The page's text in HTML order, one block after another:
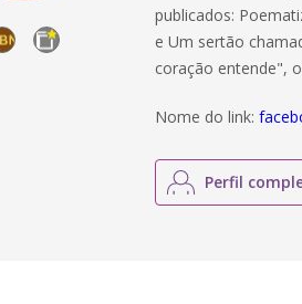
publicados:
e Um sertão
coração entende",
Nome do link:
Perfil